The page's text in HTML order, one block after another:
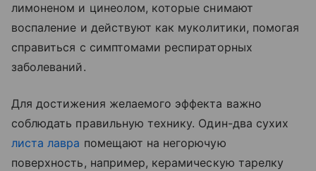
лимоненом и цинеолом, которые снимают
воспаление и действуют как муколитики, помогая
справиться с симптомами респираторных
заболеваний.
Для достижения желаемого эффекта важно
соблюдать правильную технику. Один-два сухих
листа лавра помещают на негорючую
поверхность, например, керамическую тарелку